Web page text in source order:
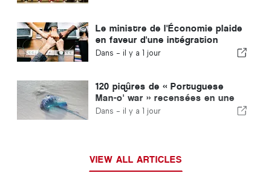
Le ministre de l'Économie plaide
en faveur d'une intégration
encadrée et garantit une
Dans - il y a 1 jour
120 piqûres de « Portuguese
Man-o' war » recensées en une
seule journée
Dans - il y a 1 jour
VIEW ALL ARTICLES